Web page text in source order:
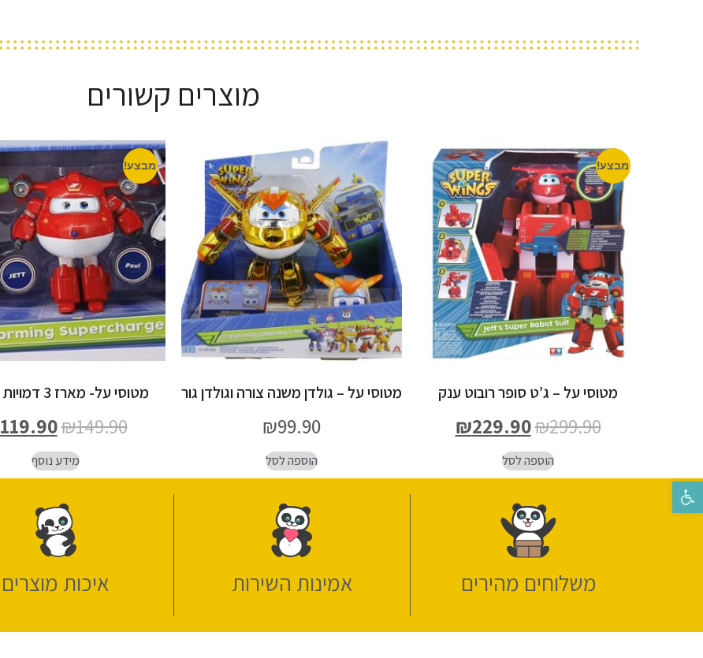
פתח סרגל נגישות
מוצרים קשורים
מבצע!
מטוסי על – ג’ט סופר רובוט ענק
₪299.90
₪229.90
הוספה לסל
מטוסי על – גולדן משנה צורה וגולדן גור
₪99.90
הוספה לסל
מבצע!
מטוסי על- מארז 3 דמויות גדולות
₪149.90
119.90
מידע נוסף
משלוחים מהירים אמינות השירות איכות מוצרים